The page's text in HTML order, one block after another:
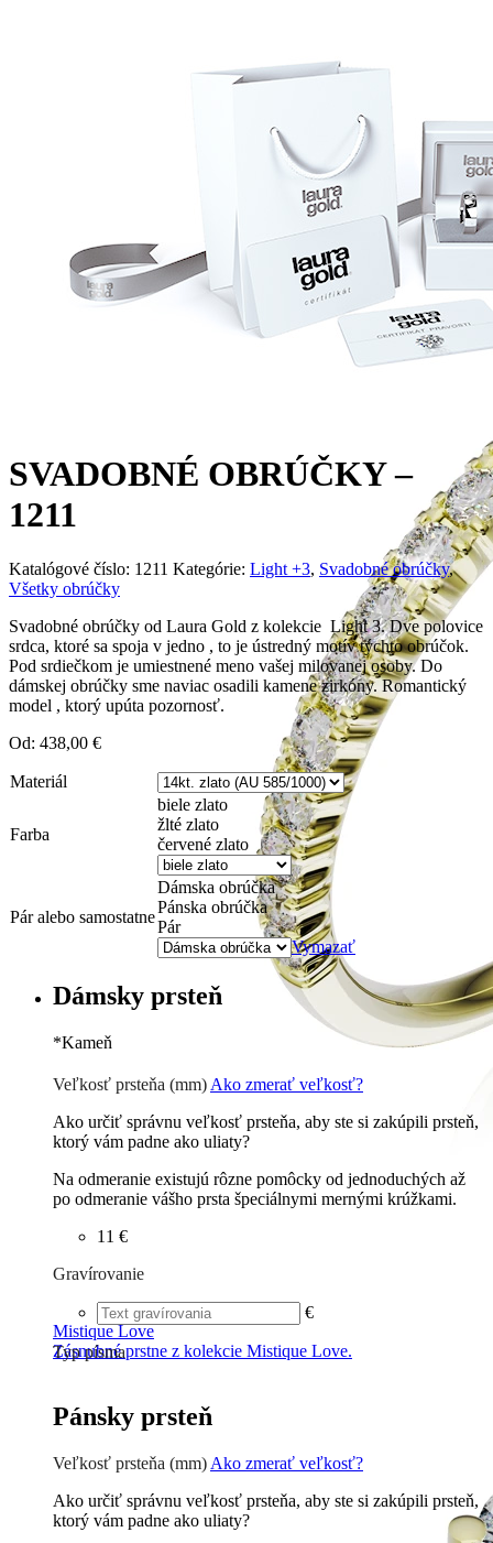
Zásnubné prstne z kolekcie Jewel of Love.
Mistique Love
Zásnubné prstne z kolekcie Mistique Love.
SVADOBNÉ OBRÚČKY –
1211
Katalógové číslo: 1211 Kategórie: Light +3, Svadobné obrúčky,
Všetky obrúčky
Svadobné obrúčky od Laura Gold z kolekcie Light 3. Dve polovice
srdca, ktoré sa spoja v jedno , to je ústredný motív týchto obrúčok.
Pod srdiečkom je umiestnené meno vašej milovanej osoby. Do
dámskej obrúčky sme naviac osadili kamene zirkóny. Romantický
model , ktorý upúta pozornosť.
Od: 438,00 €
Materiál
Farba
biele zlato
žlté zlato
červené zlato
Pár alebo samostatne
Dámska obrúčka
Pánska obrúčka
Pár
Vymazať
Dámsky prsteň
*Kameň
Veľkosť prsteňa (mm) Ako zmerať veľkosť?
Ako určiť správnu veľkosť prsteňa, aby ste si zakúpili prsteň,
ktorý vám padne ako uliaty?
Na odmeranie existujú rôzne pomôcky od jednoduchých až
po odmeranie vášho prsta špeciálnymi mernými krúžkami.
11 €
Gravírovanie
€
Typ písma
Pánsky prsteň
Veľkosť prsteňa (mm) Ako zmerať veľkosť?
Ako určiť správnu veľkosť prsteňa, aby ste si zakúpili prsteň,
ktorý vám padne ako uliaty?